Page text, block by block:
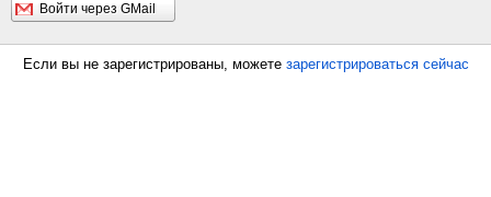
Войти через GMail
Если вы не зарегистрированы, можете зарегистрироваться сейчас